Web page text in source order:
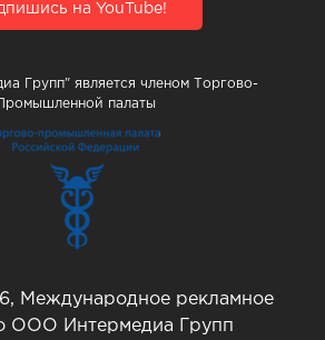
на YouTube!
Групп" является членом Торгово-
Промышленной палаты
Международное рекламное
ООО Интермедиа Групп